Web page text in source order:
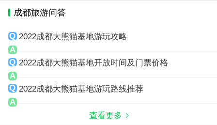
成都旅游问答
2022成都大熊猫基地游玩攻略
2022成都大熊猫基地开放时间及门票价格
2022成都大熊猫基地游玩路线推荐
查看更多